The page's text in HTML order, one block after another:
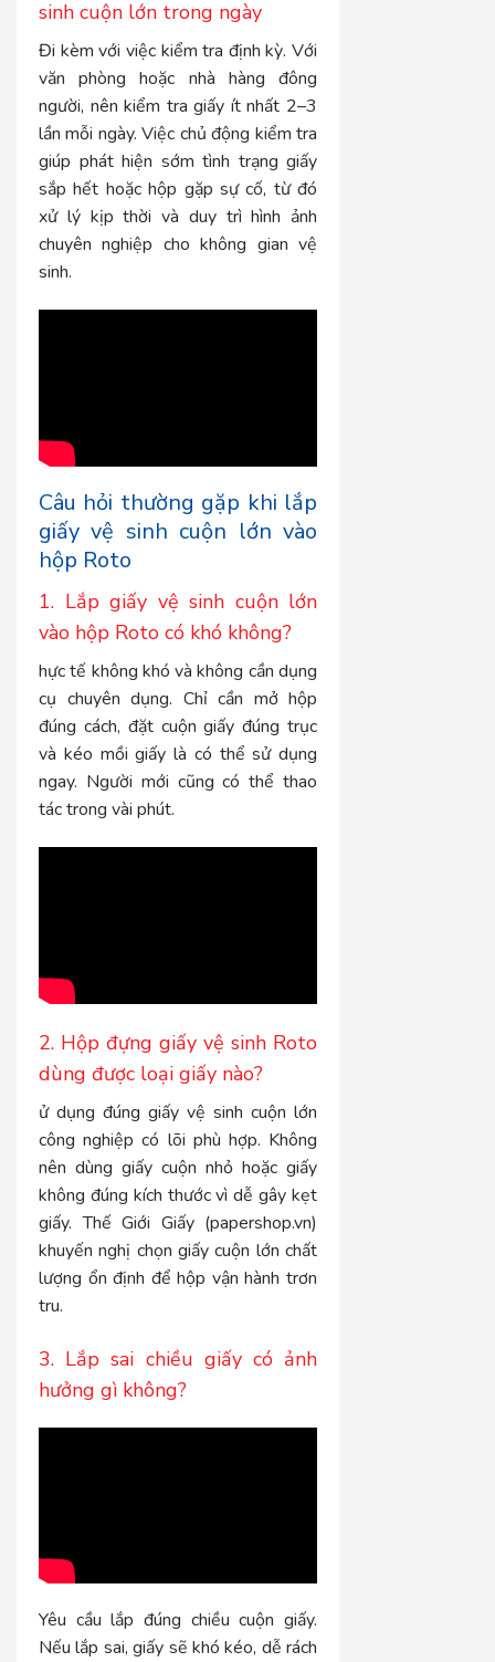
sinh cuộn lớn trong ngày
Đi kèm với việc kiểm tra định kỳ. Với
văn phòng hoặc nhà hàng đông
người, nên kiểm tra giấy ít nhất 2–3
lần mỗi ngày. Việc chủ động kiểm tra
giúp phát hiện sớm tình trạng giấy
sắp hết hoặc hộp gặp sự cố, từ đó
xử lý kịp thời và duy trì hình ảnh
chuyên nghiệp cho không gian vệ
sinh.
Câu hỏi thường gặp khi lắp
giấy vệ sinh cuộn lớn vào
hộp Roto
1. Lắp giấy vệ sinh cuộn lớn
vào hộp Roto có khó không?
hực tế không khó và không cần dụng
cụ chuyên dụng. Chỉ cần mở hộp
đúng cách, đặt cuộn giấy đúng trục
và kéo mồi giấy là có thể sử dụng
ngay. Người mới cũng có thể thao
tác trong vài phút.
2. Hộp đựng giấy vệ sinh Roto
dùng được loại giấy nào?
ử dụng đúng giấy vệ sinh cuộn lớn
công nghiệp có lõi phù hợp. Không
nên dùng giấy cuộn nhỏ hoặc giấy
không đúng kích thước vì dễ gây kẹt
giấy. Thế Giới Giấy (papershop.vn)
khuyến nghị chọn giấy cuộn lớn chất
lượng ổn định để hộp vận hành trơn
tru.
3. Lắp sai chiều giấy có ảnh
hưởng gì không?
Yêu cầu lắp đúng chiều cuộn giấy.
Nếu lắp sai, giấy sẽ khó kéo, dễ rách